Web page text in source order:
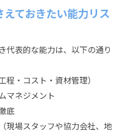
ておきたい能力リス
代表的な能力は、以下の通り
程・コスト・資材管理）
マネジメント
底
現場スタッフや協力会社、地